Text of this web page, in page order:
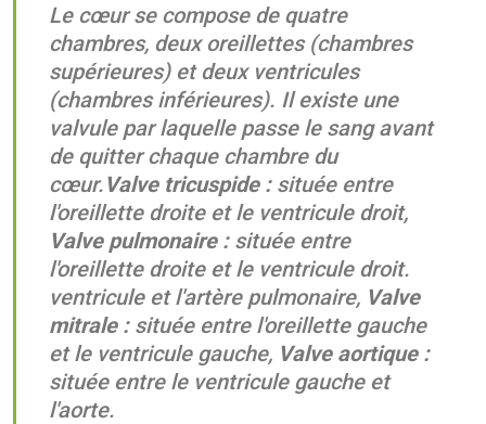
Le cœur se compose de quatre
chambres, deux oreillettes (chambres
supérieures) et deux ventricules
(chambres inférieures). Il existe une
valvule par laquelle passe le sang avant
de quitter chaque chambre du
cœur.Valve tricuspide :située entre
l'oreillette droite et le ventricule droit,
Valve pulmonaire :située entre
l'oreillette droite et le ventricule droit.
ventricule et l'artère pulmonaire, Valve
mitrale :située entre l'oreillette gauche
et le ventricule gauche, Valve aortique :
située entre le ventricule gauche et
l'aorte.